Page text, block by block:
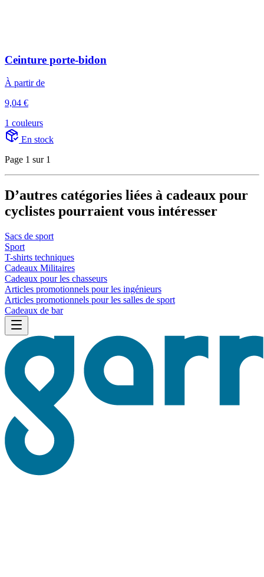
Ceinture porte-bidon
À partir de
9,04 €
1 couleurs
En stock
Page 1 sur 1
D’autres catégories liées à cadeaux pour
cyclistes pourraient vous intéresser
Sacs de sport
Sport
T-shirts techniques
Cadeaux Militaires
Cadeaux pour les chasseurs
Articles promotionnels pour les ingénieurs
Articles promotionnels pour les salles de sport
Cadeaux de bar